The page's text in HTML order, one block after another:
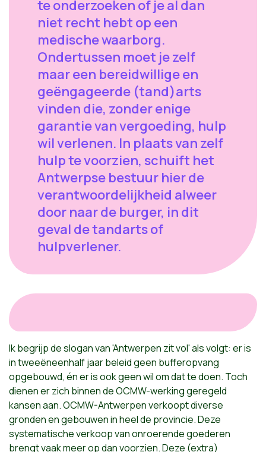
te onderzoeken of je al dan
niet recht hebt op een
medische waarborg.
Ondertussen moet je zelf
maar een bereidwillige en
geëngageerde (tand)arts
vinden die, zonder enige
garantie van vergoeding, hulp
wil verlenen. In plaats van zelf
hulp te voorzien, schuift het
Antwerpse bestuur hier de
verantwoordelijkheid alweer
door naar de burger, in dit
geval de tandarts of
hulpverlener.
Ik begrijp de slogan van 'Antwerpen zit vol' als volgt: er is
in tweeëneenhalf jaar beleid geen bufferopvang
opgebouwd, én er is ook geen wil om dat te doen. Toch
dienen er zich binnen de OCMW-werking geregeld
kansen aan. OCMW-Antwerpen verkoopt diverse
gronden en gebouwen in heel de provincie. Deze
systematische verkoop van onroerende goederen
brengt vaak meer op dan voorzien. Deze (extra)